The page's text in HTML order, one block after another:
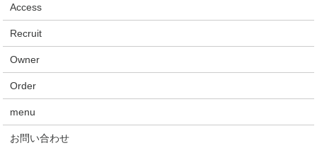
Access
Recruit
Owner
Order
menu
お問い合わせ